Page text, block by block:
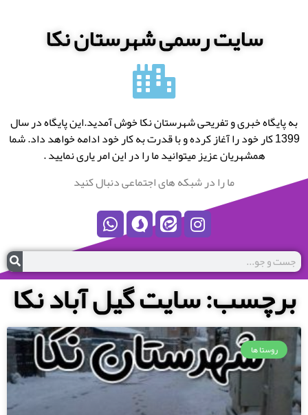
سایت رسمی شهرستان نکا
به پایگاه خبری و تفریحی شهرستان نکا خوش آمدید.این پایگاه در سال
1399 کار خود را آغاز کرده و با قدرت به کار خود ادامه خواهد داد. شما
همشهریان عزیز میتوانید ما را در این امر یاری نمایید .
ما را در شبکه های اجتماعی دنبال کنید
برچسب: سایت گیل آباد نکا
روستا ها